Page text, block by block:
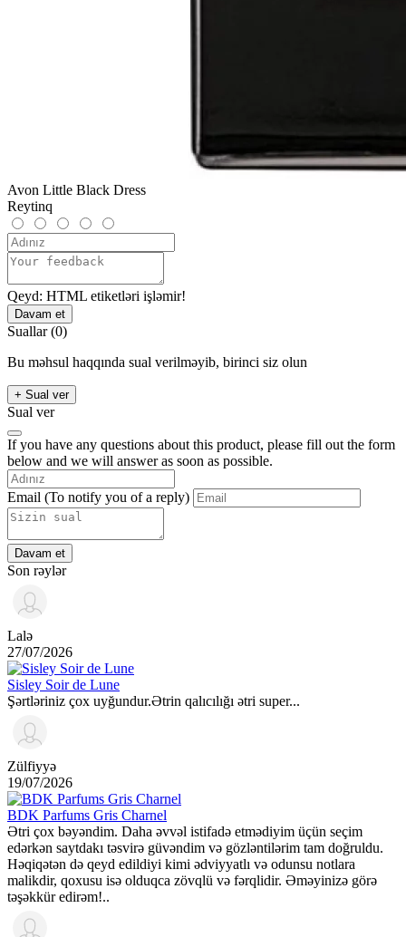
Avon Little Black Dress
Reytinq
Qeyd: HTML etiketləri işləmir!
Davam et
Suallar (0)
Bu məhsul haqqında sual verilməyib, birinci siz olun
+ Sual ver
Sual ver
If you have any questions about this product, please fill out the form
below and we will answer as soon as possible.
Email (To notify you of a reply)
Davam et
Son rəylər
Lalə
27/07/2026
Sisley Soir de Lune
Şərtləriniz çox uyğundur.Ətrin qalıcılığı ətri super...
Zülfiyyə
19/07/2026
BDK Parfums Gris Charnel
Ətri çox bəyəndim. Daha əvvəl istifadə etmədiyim üçün seçim
edərkən saytdakı təsvirə güvəndim və gözləntilərim tam doğruldu.
Həqiqətən də qeyd edildiyi kimi ədviyyatlı və odunsu notlara
malikdir, qoxusu isə olduqca zövqlü və fərqlidir. Əməyinizə görə
təşəkkür edirəm!..